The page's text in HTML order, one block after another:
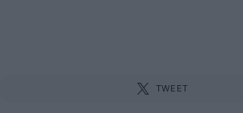
TWEET